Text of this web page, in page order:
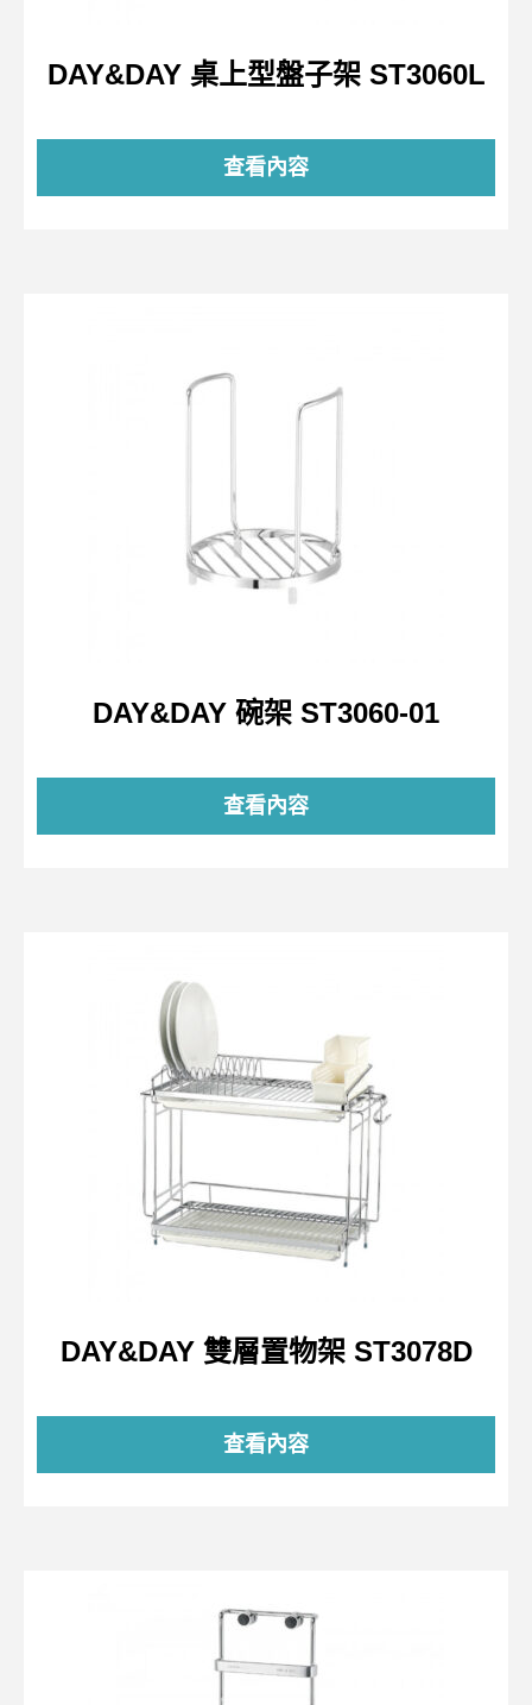
DAY&DAY 桌上型盤子架 ST3060L
查看內容
DAY&DAY 碗架 ST3060-01
查看內容
DAY&DAY 雙層置物架 ST3078D
查看內容